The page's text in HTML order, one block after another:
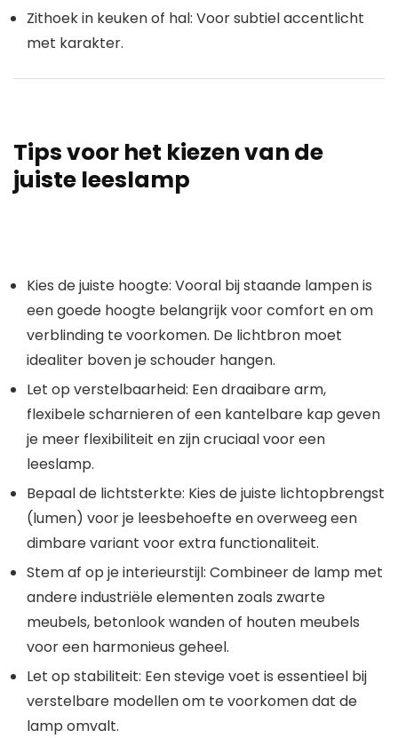
Zithoek in keuken of hal: Voor subtiel accentlicht
met karakter.
Tips voor het kiezen van de
juiste leeslamp
Kies de juiste hoogte: Vooral bij staande lampen is
een goede hoogte belangrijk voor comfort en om
verblinding te voorkomen. De lichtbron moet
idealiter boven je schouder hangen.
Let op verstelbaarheid: Een draaibare arm,
flexibele scharnieren of een kantelbare kap geven
je meer flexibiliteit en zijn cruciaal voor een
leeslamp.
Bepaal de lichtsterkte: Kies de juiste lichtopbrengst
(lumen) voor je leesbehoefte en overweeg een
dimbare variant voor extra functionaliteit.
Stem af op je interieurstijl: Combineer de lamp met
andere industriële elementen zoals zwarte
meubels, betonlook wanden of houten meubels
voor een harmonieus geheel.
Let op stabiliteit: Een stevige voet is essentieel bij
verstelbare modellen om te voorkomen dat de
lamp omvalt.